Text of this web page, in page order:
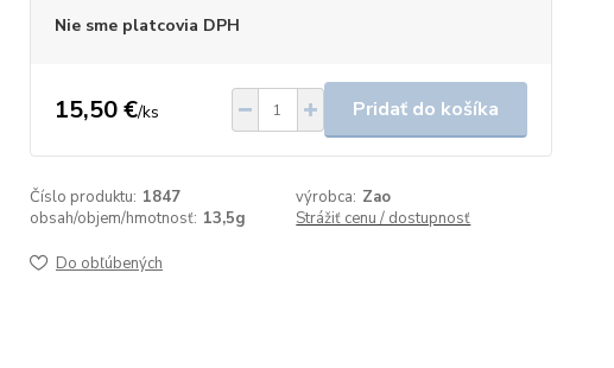
Nie sme platcovia DPH
15,50 €/ks Pridať do košíka
Číslo produktu: 1847 výrobca: Zao
obsah/objem/hmotnosť: 13,5g Strážiť cenu / dostupnosť
Do obľúbených